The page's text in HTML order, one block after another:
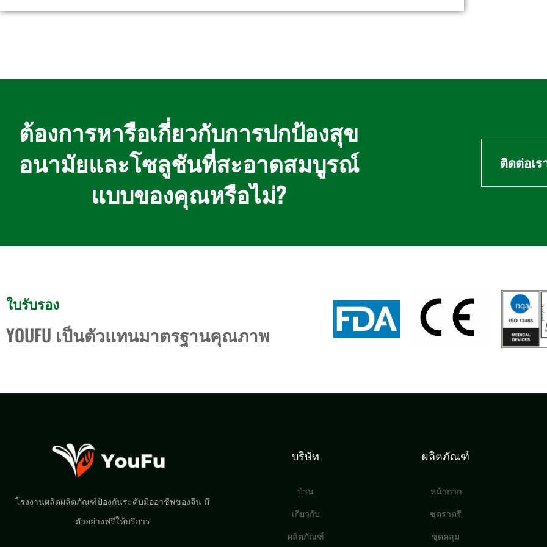
ต้องการหารือเกี่ยวกับการปกป้องสุข
อนามัยและโซลูชันที่สะอาดสมบูรณ์
แบบของคุณหรือไม่?
ติดต่อเร
ใบรับรอง
YOUFU เป็นตัวแทนมาตรฐานคุณภาพ
โรงงานผลิตผลิตภัณฑ์ป้องกันระดับมืออาชีพของจีน มี
ตัวอย่างฟรีให้บริการ
บริษัท
บ้าน
เกี่ยวกับ
ผลิตภัณฑ์
ผลิตภัณฑ์
หน้ากาก
ชุดราตรี
ชุดคลุม